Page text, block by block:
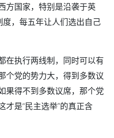
方国家，特别是沿袭于英
度，每五年让人们选出自己
在执行两线制，同时可以有
个党的势力大，得到多数议
果得不到多数议席，那个党
是“民主选举”的真正含